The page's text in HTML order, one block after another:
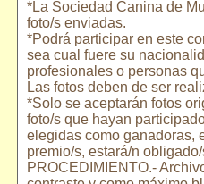
*La Sociedad Canina de
foto/s enviadas.
*Podrá participar en este
sea cual fuere su
profesionales o personas
Las fotos deben de ser
*Solo se aceptarán fotos
foto/s que hayan
elegidas como ganadoras,
premio/s, estará/n
PROCEDIMIENTO.-